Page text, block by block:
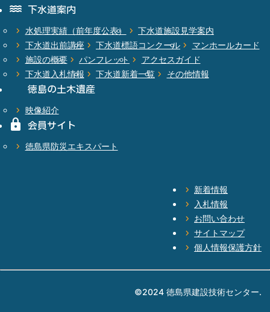
下水道案内
水処理実績（前年度公表）
下水道施設見学案内
下水道出前講座
下水道標語コンクール
マンホールカード
施設の概要
パンフレット
アクセスガイド
下水道入札情報
下水道新着一覧 その他情報
徳島の土木遺産
映像紹介
会員サイト
徳島県防災エキスパート
新着情報
入札情報
お問い合わせ
サイトマップ
個人情報保護方針
©2024 徳島県建設技術センター.